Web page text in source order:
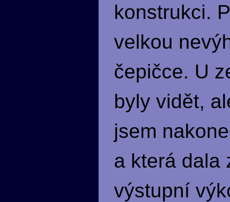
konstrukci.
velkou
čepičce. U
byly vidět,
jsem
a která dala
výstupní